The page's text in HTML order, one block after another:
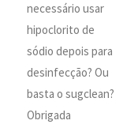
necessário usar
hipoclorito de
sódio depois para
desinfecção? Ou
basta o sugclean?
Obrigada